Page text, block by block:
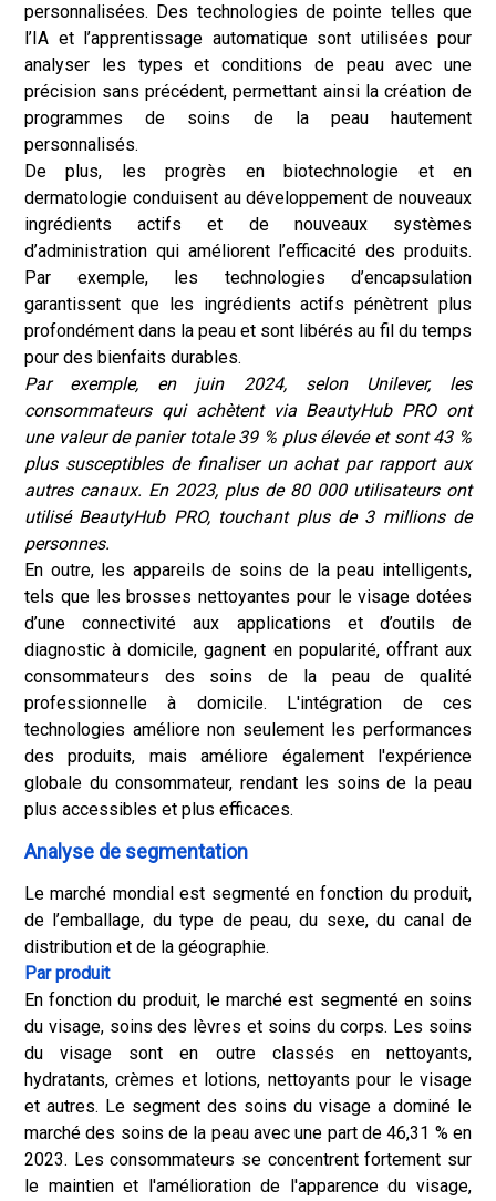
personnalisées. Des technologies de pointe telles que
l’IA et l’apprentissage automatique sont utilisées pour
analyser les types et conditions de peau avec une
précision sans précédent, permettant ainsi la création de
programmes de soins de la peau hautement
personnalisés.
De plus, les progrès en biotechnologie et en
dermatologie conduisent au développement de nouveaux
ingrédients actifs et de nouveaux systèmes
d’administration qui améliorent l’efficacité des produits.
Par exemple, les technologies d’encapsulation
garantissent que les ingrédients actifs pénètrent plus
profondément dans la peau et sont libérés au fil du temps
pour des bienfaits durables.
Par exemple, en juin 2024, selon Unilever, les
consommateurs qui achètent via BeautyHub PRO ont
une valeur de panier totale 39 % plus élevée et sont 43 %
plus susceptibles de finaliser un achat par rapport aux
autres canaux. En 2023, plus de 80 000 utilisateurs ont
utilisé BeautyHub PRO, touchant plus de 3 millions de
personnes.
En outre, les appareils de soins de la peau intelligents,
tels que les brosses nettoyantes pour le visage dotées
d’une connectivité aux applications et d’outils de
diagnostic à domicile, gagnent en popularité, offrant aux
consommateurs des soins de la peau de qualité
professionnelle à domicile. L'intégration de ces
technologies améliore non seulement les performances
des produits, mais améliore également l'expérience
globale du consommateur, rendant les soins de la peau
plus accessibles et plus efficaces.
Analyse de segmentation
Le marché mondial est segmenté en fonction du produit,
de l’emballage, du type de peau, du sexe, du canal de
distribution et de la géographie.
Par produit
En fonction du produit, le marché est segmenté en soins
du visage, soins des lèvres et soins du corps. Les soins
du visage sont en outre classés en nettoyants,
hydratants, crèmes et lotions, nettoyants pour le visage
et autres. Le segment des soins du visage a dominé le
marché des soins de la peau avec une part de 46,31 % en
2023. Les consommateurs se concentrent fortement sur
le maintien et l'amélioration de l'apparence du visage,